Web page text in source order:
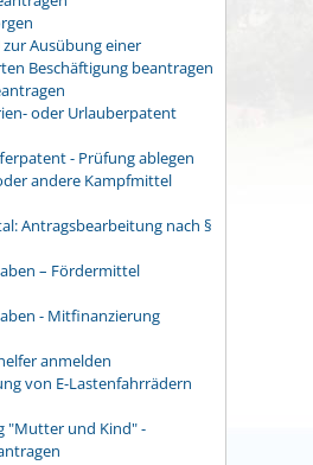
zur Ausübung einer
Beschäftigung beantragen
oder Urlauberpatent
- Prüfung ablegen
andere Kampfmittel
Antragsbearbeitung nach §
– Fördermittel
- Mitfinanzierung
anmelden
von E-Lastenfahrrädern
"Mutter und Kind" -